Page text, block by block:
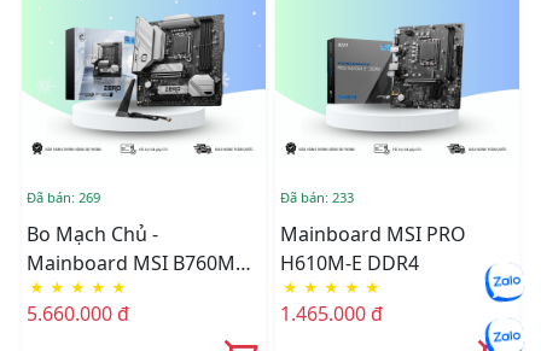
Đã bán: 269
Bo Mạch Chủ -
Mainboard MSI B760M
PROJECT ZERO
★ ★ ★ ★ ★
5.660.000 đ
Đã bán: 233
Mainboard MSI PRO
H610M-E DDR4
★ ★ ★ ★ ★
1.465.000 đ